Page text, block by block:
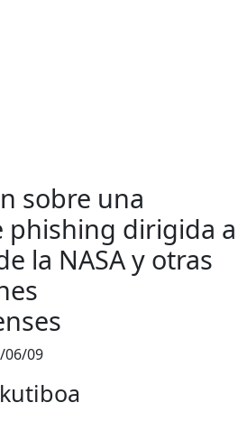
sobre una
phishing dirigida a
la NASA y otras
06/09